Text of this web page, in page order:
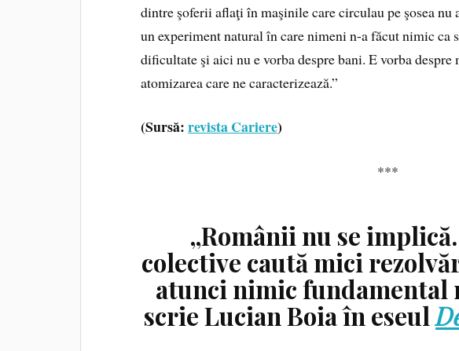
dintre şoferii aflaţi în maşinile care circulau pe şosea nu
un experiment natural în care nimeni n-a făcut nimic ca
dificultate şi aici nu e vorba despre bani. E vorba despre
atomizarea care ne caracterizează.”
(Sursă:revista Cariere)
***
„Românii nu se implică.
colective caută mici
atunci nimic fundamental
scrie Lucian Boia în eseul